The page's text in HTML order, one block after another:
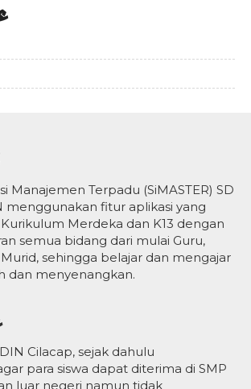
Manajemen Terpadu (SiMASTER) SD
menggunakan fitur aplikasi yang
Merdeka dan K13 dengan
semua bidang dari mulai Guru,
sehingga belajar dan mengajar
dan menyenangkan.
Cilacap, sejak dahulu
para siswa dapat diterima di SMP
luar negeri namun tidak